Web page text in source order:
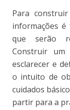
Para
informações é
que serão
Construir
esclarecer e
o intuito de
cuidados
partir para a